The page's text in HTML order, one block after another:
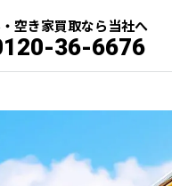
空き家買取なら当社へ
36-6676